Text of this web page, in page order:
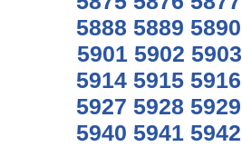
5888 5889 5890
5901 5902 5903
5914 5915 5916
5927 5928 5929
5940 5941 5942